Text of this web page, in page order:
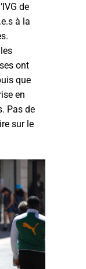
de
à la
ont
que
en
Pas de
sur le